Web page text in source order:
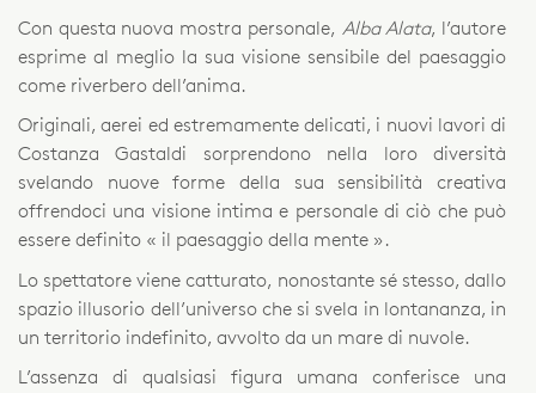
Con questa nuova mostra personale, Alba Alata, l’autore
esprime al meglio la sua visione sensibile del paesaggio
come riverbero dell’anima.
Originali, aerei ed estremamente delicati, i nuovi lavori di
Costanza Gastaldi sorprendono nella loro diversità
svelando nuove forme della sua sensibilità creativa
offrendoci una visione intima e personale di ciò che può
essere definito « il paesaggio della mente ».
Lo spettatore viene catturato, nonostante sé stesso, dallo
spazio illusorio dell’universo che si svela in lontananza, in
un territorio indefinito, avvolto da un mare di nuvole.
L’assenza di qualsiasi figura umana conferisce una